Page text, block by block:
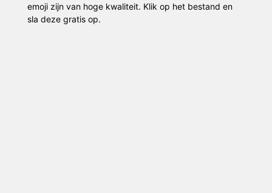
emoji zijn van hoge kwaliteit. Klik op het bestand en
sla deze gratis op.